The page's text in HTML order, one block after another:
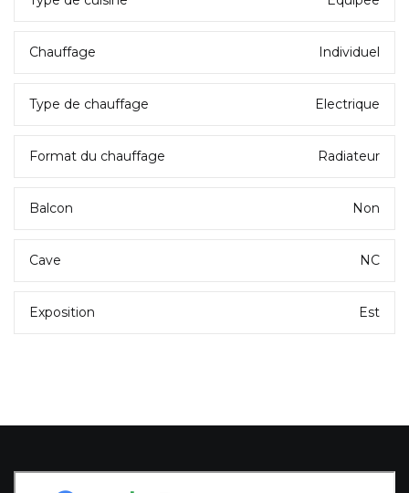
Chauffage Individuel
Type de chauffage Electrique
Format du chauffage Radiateur
Balcon Non
Cave NC
Exposition Est